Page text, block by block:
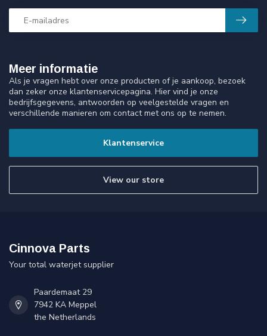
Meer informatie
Als je vragen hebt over onze producten of je aankoop, bezoek
dan zeker onze klantenservicepagina. Hier vind je onze
bedrijfsgegevens, antwoorden op veelgestelde vragen en
verschillende manieren om contact met ons op te nemen.
Klantenservice
View our store
Cinnova Parts
Your total waterjet supplier
Paardemaat 29
7942 KA Meppel
the Netherlands